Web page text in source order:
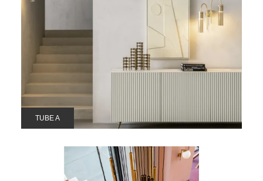
TUBE A